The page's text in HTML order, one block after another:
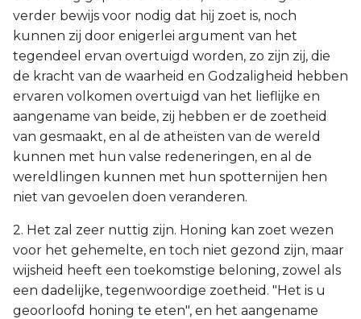
verder bewijs voor nodig dat hij zoet is, noch
kunnen zij door enigerlei argument van het
tegendeel ervan overtuigd worden, zo zijn zij, die
de kracht van de waarheid en Godzaligheid hebben
ervaren volkomen overtuigd van het lieflijke en
aangename van beide, zij hebben er de zoetheid
van gesmaakt, en al de atheïsten van de wereld
kunnen met hun valse redeneringen, en al de
wereldlingen kunnen met hun spotternijen hen
niet van gevoelen doen veranderen.
2. Het zal zeer nuttig zijn. Honing kan zoet wezen
voor het gehemelte, en toch niet gezond zijn, maar
wijsheid heeft een toekomstige beloning, zowel als
een dadelijke, tegenwoordige zoetheid. "Het is u
geoorloofd honing te eten", en het aangename